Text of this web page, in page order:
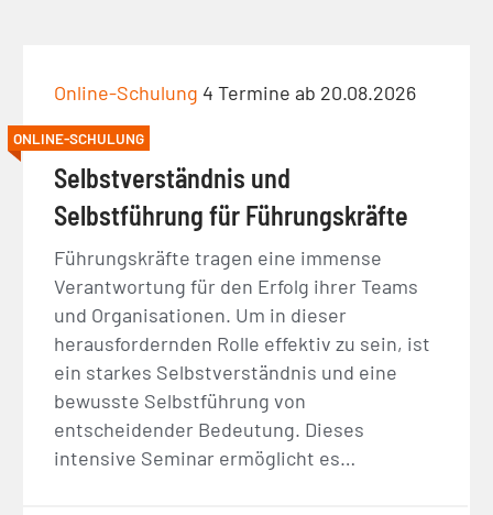
Online-Schulung 4 Termine ab 20.08.2026
ONLINE-SCHULUNG
Selbstverständnis und
Selbstführung für Führungskräfte
Führungskräfte tragen eine immense
Verantwortung für den Erfolg ihrer Teams
und Organisationen. Um in dieser
herausfordernden Rolle effektiv zu sein, ist
ein starkes Selbstverständnis und eine
bewusste Selbstführung von
entscheidender Bedeutung. Dieses
intensive Seminar ermöglicht es…